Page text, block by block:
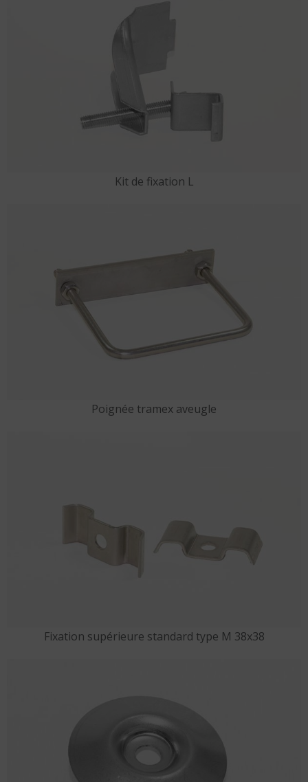
Kit de fixation L
Poignée tramex aveugle
Fixation supérieure standard type M 38x38